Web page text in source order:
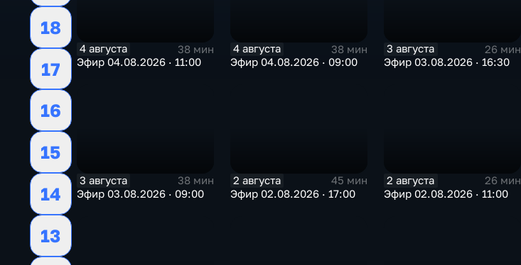
18
17
16
15
14
13
4 августа
38 мин
Эфир 04.08.2026 · 11:00
4 августа
38 мин
Эфир 04.08.2026 · 09:00
3 августа
26 мин
Эфир 03.08.2026 · 16:30
3 августа
38 мин
Эфир 03.08.2026 · 09:00
2 августа
45 мин
Эфир 02.08.2026 · 17:00
2 августа
26 мин
Эфир 02.08.2026 · 11:00